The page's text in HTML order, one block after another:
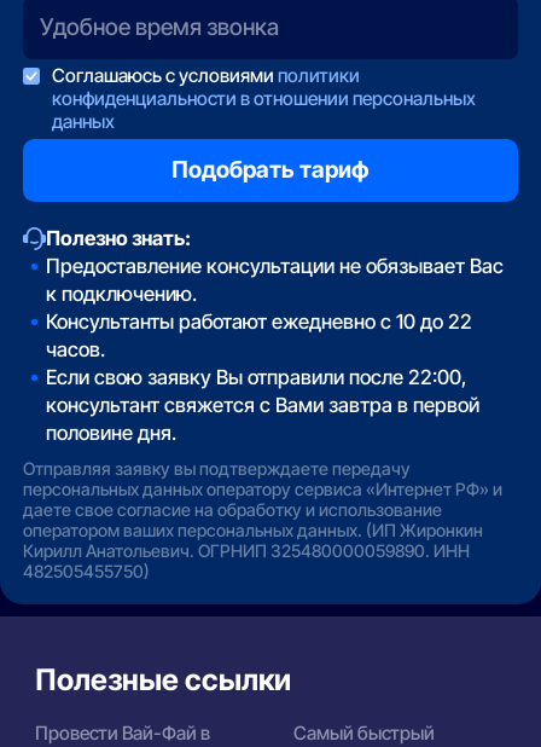
Соглашаюсь с условиями политики
конфиденциальности в отношении персональных
данных
Полезно знать:
Предоставление консультации не обязывает Вас
к подключению.
Консультанты работают ежедневно с 10 до 22
часов.
Если свою заявку Вы отправили после 22:00,
консультант свяжется с Вами завтра в первой
половине дня.
Отправляя заявку вы подтверждаете передачу
персональных данных оператору сервиса «Интернет РФ» и
даете свое согласие на обработку и использование
оператором ваших персональных данных. (ИП Жиронкин
Кирилл Анатольевич. ОГРНИП 325480000059890. ИНН
482505455750)
Полезные ссылки
Провести Вай-Фай в
Самый быстрый